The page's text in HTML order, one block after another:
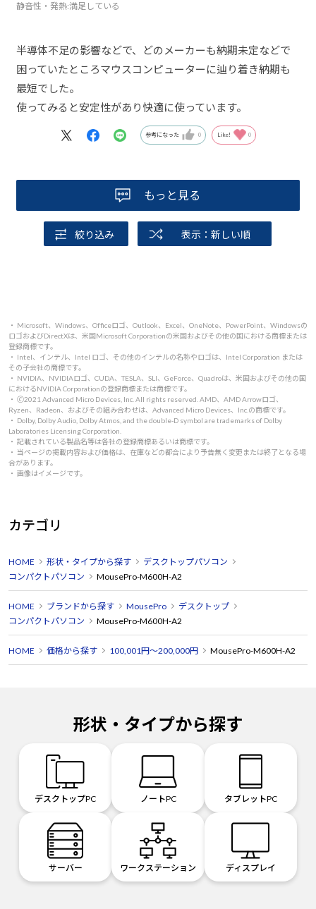
静音性・発熱:満足している
半導体不足の影響などで、どのメーカーも納期未定などで
困っていたところマウスコンピューターに辿り着き納期も
最短でした。
使ってみると安定性があり快適に使っています。
参考になった 0 Like! 0
もっと見る
絞り込み 表示：新しい順
・ Microsoft、Windows、Officeロゴ、Outlook、Excel、OneNote、PowerPoint、Windowsの
ロゴおよびDirectXは、米国Microsoft Corporationの米国およびその他の国における商標または
登録商標です。
・ Intel、インテル、Intel ロゴ、その他のインテルの名称やロゴは、Intel Corporation または
その子会社の商標です。
・ NVIDIA、NVIDIAロゴ、CUDA、TESLA、SLI、GeForce、Quadroは、米国およびその他の国
におけるNVIDIA Corporationの登録商標または商標です。
・ 🄫2021 Advanced Micro Devices, Inc. All rights reserved. AMD、AMD Arrowロゴ、
Ryzen、Radeon、およびその組み合わせは、Advanced Micro Devices、Inc.の商標です。
・ Dolby, Dolby Audio, Dolby Atmos, and the double-D symbol are trademarks of Dolby
Laboratories Licensing Corporation.
・ 記載されている製品名等は各社の登録商標あるいは商標です。
・ 当ページの掲載内容および価格は、在庫などの都合により予告無く変更または終了となる場
合があります。
・ 画像はイメージです。
カテゴリ
HOME 形状・タイプから探す
デスクトップパソコン
コンパクトパソコン
MousePro-M600H-A2
HOME ブランドから探す MousePro
デスクトップ
コンパクトパソコン
MousePro-M600H-A2
HOME 価格から探す 100,001円～200,000円 MousePro-M600H-A2
形状・タイプから探す
デスクトップPC ノートPC タブレットPC
サーバー ワークステーション ディスプレイ